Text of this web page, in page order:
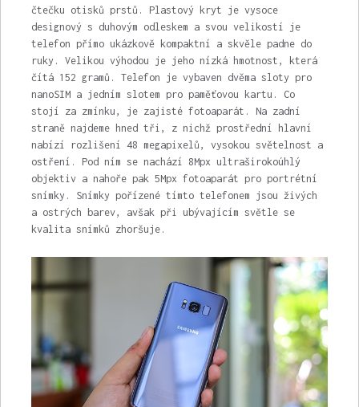
čtečku otisků prstů. Plastový kryt je vysoce
designový s duhovým odleskem a svou velikostí je
telefon přímo ukázkově kompaktní a skvěle padne do
ruky. Velikou výhodou je jeho nízká hmotnost, která
čítá 152 gramů. Telefon je vybaven dvěma sloty pro
nanoSIM a jedním slotem pro paměťovou kartu. Co
stojí za zmínku, je zajisté fotoaparát. Na zadní
straně najdeme hned tři, z nichž prostřední hlavní
nabízí rozlišení 48 megapixelů, vysokou světelnost a
ostření. Pod ním se nachází 8Mpx ultraširokoúhlý
objektiv a nahoře pak 5Mpx fotoaparát pro portrétní
snímky. Snímky pořízené tímto telefonem jsou živých
a ostrých barev, avšak při ubývajícím světle se
kvalita snímků zhoršuje.